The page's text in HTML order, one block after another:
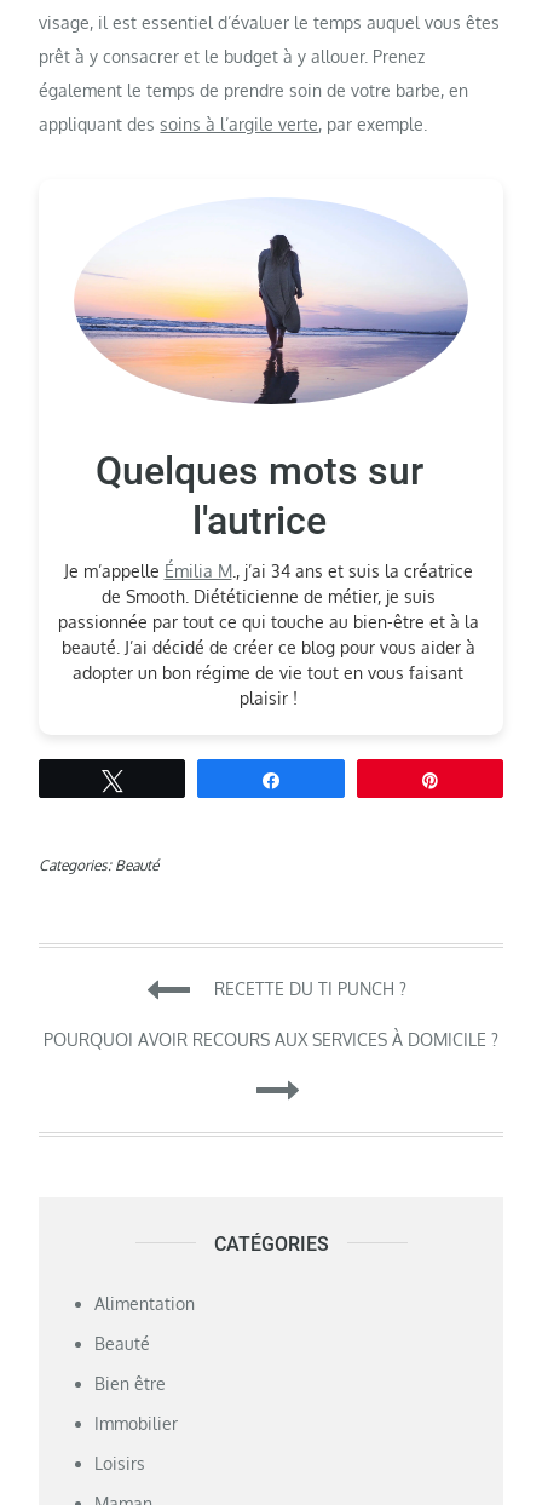
visage, il est essentiel d’évaluer le temps auquel vous êtes
prêt à y consacrer et le budget à y allouer. Prenez
également le temps de prendre soin de votre barbe, en
appliquant dessoins à l’argile verte, par exemple.
Quelques mots sur
l'autrice
Je m’appelle Émilia M., j’ai 34 ans et suis la créatrice
de Smooth. Diététicienne de métier, je suis
passionnée par tout ce qui touche au bien-être et à la
beauté. J’ai décidé de créer ce blog pour vous aider à
adopter un bon régime de vie tout en vous faisant
plaisir !
Categories: Beauté
Navigation
de
l’article
RECETTE DU TI PUNCH ?
POURQUOI AVOIR RECOURS AUX SERVICES À DOMICILE ?
CATÉGORIES
Alimentation
Beauté
Bien être
Immobilier
Loisirs